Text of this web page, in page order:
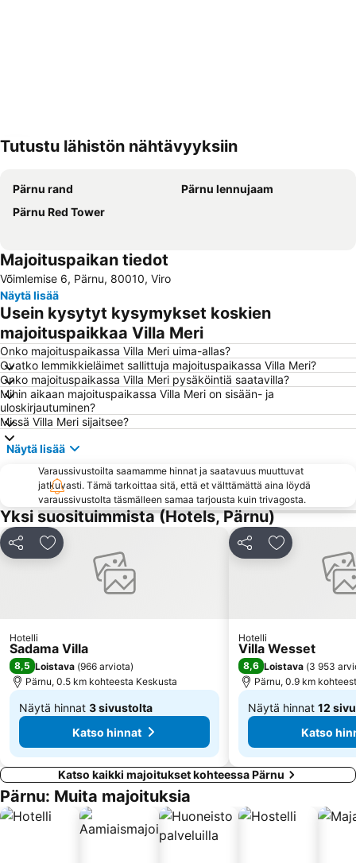
Tutustu lähistön nähtävyyksiin
Pärnu rand
Pärnu lennujaam
Pärnu Red Tower
Majoituspaikan tiedot
Võimlemise 6, Pärnu, 80010, Viro
Näytä lisää
Usein kysytyt kysymykset koskien
majoituspaikkaa Villa Meri
Onko majoituspaikassa Villa Meri uima-allas?
Ovatko lemmikkieläimet sallittuja majoituspaikassa Villa Meri?
Onko majoituspaikassa Villa Meri pysäköintiä saatavilla?
Mihin aikaan majoituspaikassa Villa Meri on sisään- ja
uloskirjautuminen?
Missä Villa Meri sijaitsee?
Näytä lisää
Varaussivustoilta saamamme hinnat ja saatavuus muuttuvat
jatkuvasti. Tämä tarkoittaa sitä, että et välttämättä aina löydä
varaussivustolta täsmälleen samaa tarjousta kuin trivagosta.
Yksi suosituimmista (Hotels, Pärnu)
Jaa Lisää suosikkeihin
Hotelli
Sadama Villa
8,5 Loistava (966 arviota)
Pärnu, 0.5 km kohteesta Keskusta
Näytä hinnat 3 sivustolta
Alkaen
50 € Katso hinnat
Jaa Lisää
Hotelli
Villa Wesset
8,6 Loistava (3 953
Pärnu, 0.9 km
Näytä hinnat 12
Alkaen
62 € Katso
Katso kaikki majoitukset kohteessa Pärnu
Pärnu: Muita majoituksia